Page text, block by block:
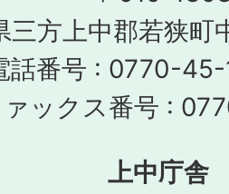
三方上中郡若狭町
話番号 : 0770-45-
ァックス番号 :
上中庁舎